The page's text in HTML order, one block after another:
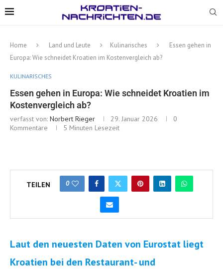
Home Land und Leute Kulinarisches
Essen gehen in
Europa: Wie schneidet Kroatien im Kostenvergleich ab?
KULINARISCHES
Essen gehen in Europa: Wie schneidet Kroatien im
Kostenvergleich ab?
verfasst von: Norbert Rieger 29. Januar 2026
0
Kommentare
5 Minuten Lesezeit
TEILEN 0
Laut den neuesten Daten von Eurostat liegt
Kroatien bei den Restaurant- und